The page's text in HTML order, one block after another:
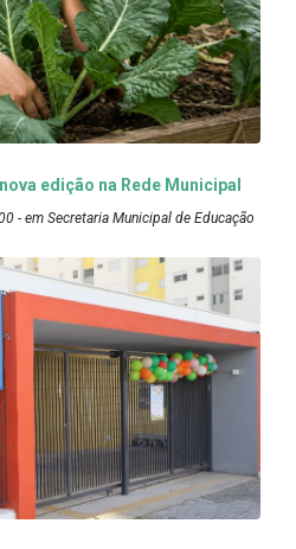
edição na Rede Municipal
- em Secretaria Municipal de Educação